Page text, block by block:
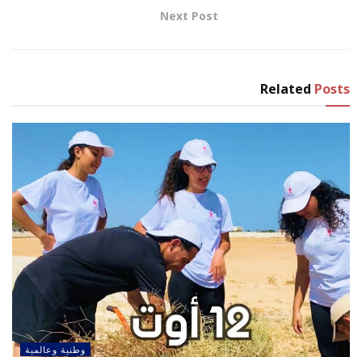
Next Post
Related Posts
وطنية وعالمية